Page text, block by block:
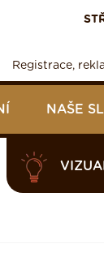
Registrace,
NAŠE